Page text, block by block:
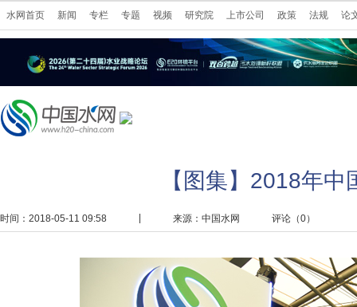
水网首页 新闻 专栏 专题 视频 研究院 上市公司 政策 法规 论
【图集】2018年
时间：2018-05-11 09:58 来源： 中国水网 评论（0）